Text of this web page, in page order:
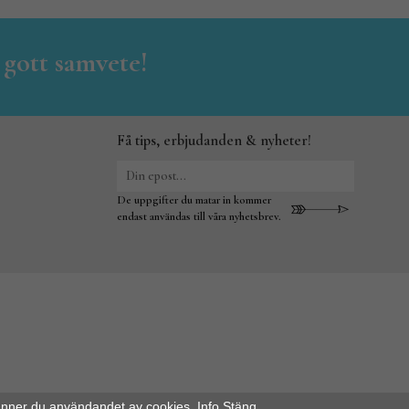
samvete!
Få tips, erbjudanden & nyheter!
De uppgifter du matar in kommer
endast användas till våra nyhetsbrev.